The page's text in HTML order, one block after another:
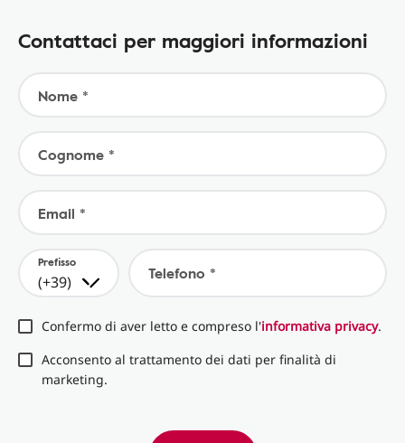
Contattaci per maggiori informazioni
Nome *
Cognome *
Email *
Prefisso
(+39) Telefono *
Confermo di aver letto e compreso l'informativa privacy.
Acconsento al trattamento dei dati per finalità di
marketing.